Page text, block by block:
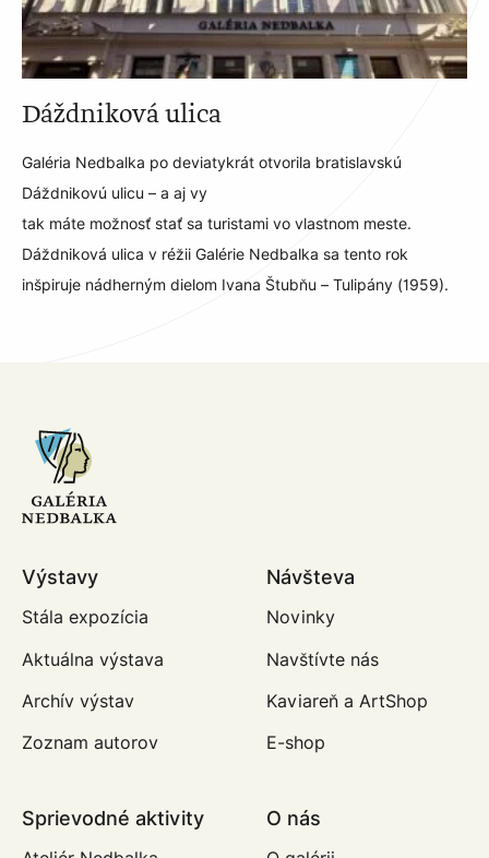
Dáždniková ulica
Galéria Nedbalka po deviatykrát otvorila bratislavskú
Dáždnikovú ulicu – a aj vy
tak máte možnosť stať sa turistami vo vlastnom meste.
Dáždniková ulica v réžii Galérie Nedbalka sa tento rok
inšpiruje nádherným dielom Ivana Štubňu – Tulipány (1959).
Výstavy
Stála expozícia
Aktuálna výstava
Archív výstav
Zoznam autorov
Návšteva
Novinky
Navštívte nás
Kaviareň a ArtShop
E-shop
Sprievodné aktivity O nás